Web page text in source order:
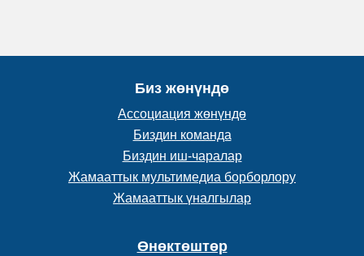
Биз жөнүндө
Ассоциация жөнүндө
Биздин команда
Биздин иш-чаралар
Жамааттык мультимедиа борборлору
Жамааттык үналгылар
Өнөктөштөр